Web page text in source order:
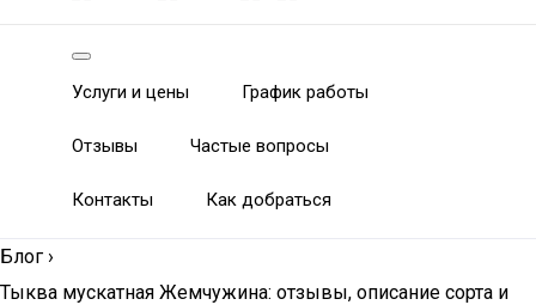
Услуги и цены График работы
Отзывы Частые вопросы
Контакты Как добраться
Блог ›
Тыква мускатная Жемчужина: отзывы, описание сорта и